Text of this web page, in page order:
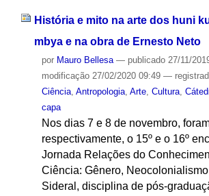
História e mito na arte dos huni
mbya e na obra de Ernesto Neto
por Mauro Bellesa — publicado27/11/
modificação27/02/2020 09:49 —
Ciência, Antropologia, Arte, Cultura,
capa
Nos dias 7 e 8 de novembro,
respectivamente, o 15º e o 16º
Jornada Relações do
Ciência: Gênero,
Sideral, disciplina de pós-